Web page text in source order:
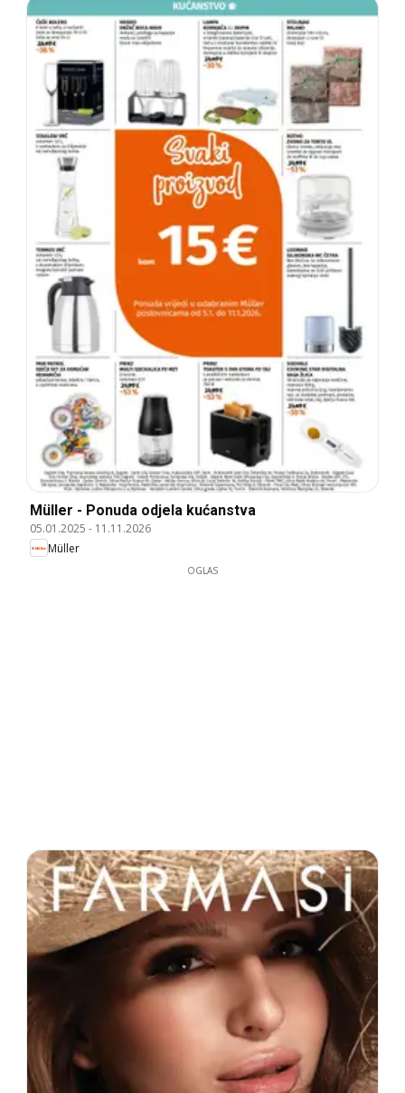
Müller - Ponuda odjela kućanstva
05.01.2025 - 11.11.2026
Müller
OGLAS